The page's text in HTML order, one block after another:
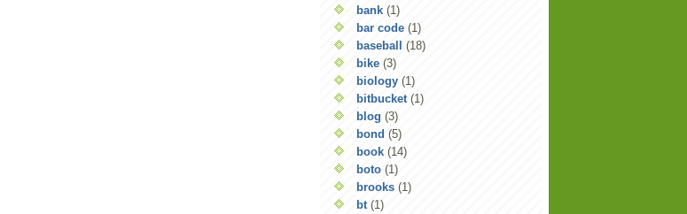
bank (1)
bar code (1)
baseball
(18)
bike (3)
biology (1)
bitbucket (1)
blog (3)
bond (5)
book (14)
boto (1)
brooks (1)
bt (1)